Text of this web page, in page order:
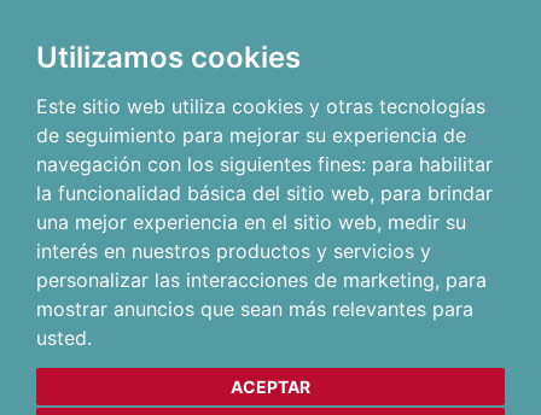
Utilizamos cookies
Este sitio web utiliza cookies y otras tecnologías
de seguimiento para mejorar su experiencia de
navegación con los siguientes fines: para habilitar
la funcionalidad básica del sitio web, para brindar
una mejor experiencia en el sitio web, medir su
interés en nuestros productos y servicios y
personalizar las interacciones de marketing, para
mostrar anuncios que sean más relevantes para
usted.
ACEPTAR